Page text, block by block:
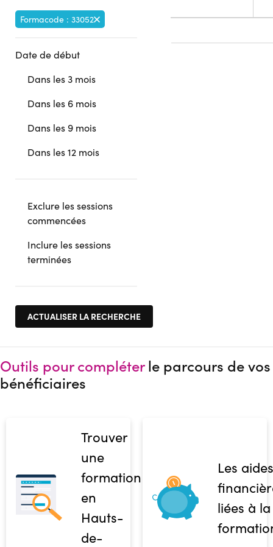
Formacode : 33052
Date de début
Dans les 3 mois
Dans les 6 mois
Dans les 9 mois
Dans les 12 mois
Exclure les sessions
commencées
Inclure les sessions
terminées
Outils pour compléterle parcours de vos
bénéficiaires
Trouver
une
formation
en
Hauts-
de-
Les aides
liées à la